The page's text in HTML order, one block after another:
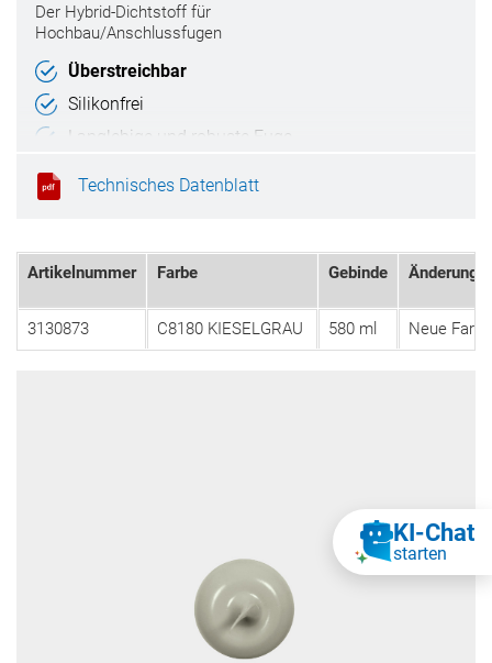
Der Hybrid-Dichtstoff für
Hochbau/Anschlussfugen
Überstreichbar
Silikonfrei
Langlebige und robuste Fuge
Technisches Datenblatt
Artikelnummer Farbe Gebinde Änderung
3130873 C8180 KIESELGRAU 580 ml Neue
KI‑Chat
starten